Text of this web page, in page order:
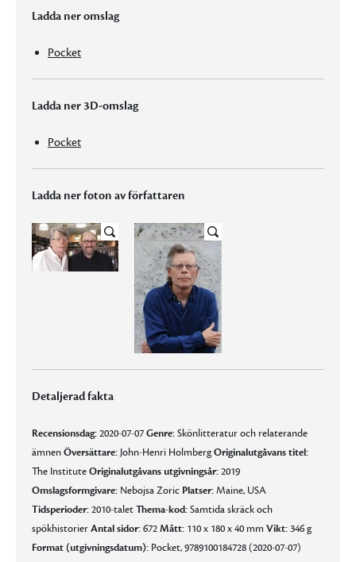
Ladda ner omslag
Pocket
Ladda ner 3D-omslag
Pocket
Ladda ner foton av författaren
Detaljerad fakta
Recensionsdag:2020-07-07Genre:Skönlitteratur och relaterande
ämnenÖversättare:John-Henri HolmbergOriginalutgåvans titel:
The InstituteOriginalutgåvans utgivningsår:2019
Omslagsformgivare: Nebojsa Zoric Platser:Maine, USA
Tidsperioder:2010-taletThema-kod:Samtida skräck och
spökhistorierAntal sidor:672Mått: 110 x 180 x 40 mmVikt:346 g
Format (utgivningsdatum): Pocket, 9789100184728 (2020-07-07)